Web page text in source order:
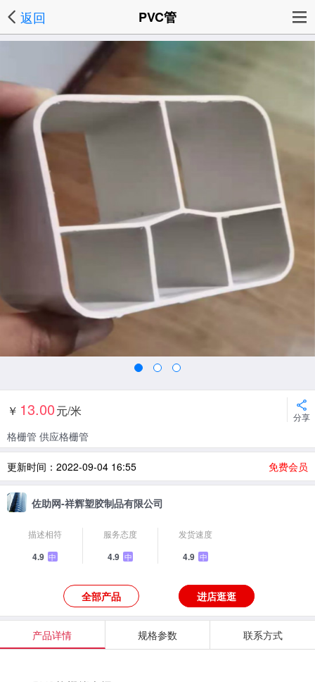
返回 PVC管
￥ 13.00元/米 分享
格栅管 供应格栅管
更新时间：2022-09-04 16:55 免费会员
佐助网-祥辉塑胶制品有限公司
描述相符
4.9 中
服务态度
4.9 中
发货速度
4.9 中
全部产品 进店逛逛
产品详情 规格参数 联系方式